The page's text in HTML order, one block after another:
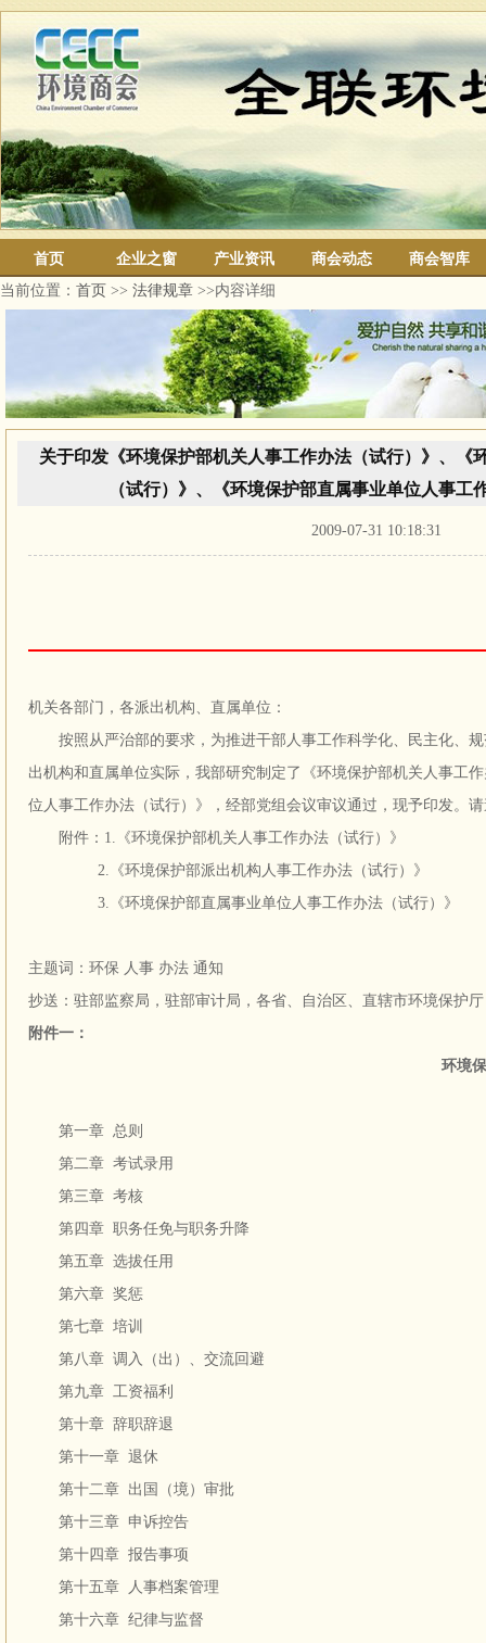
首页 企业之窗 产业资讯 商会动态
商会智库
当前位置： 首页 >> 法律规章 >>内容详细
关于印发《环境保护部机关人事工作办法（试行）》、《
（试行）》、《环境保护部直属事业单位人事工
2009-07-31 10:18:31
机关各部门，各派出机构、直属单位：
按照从严治部的要求，为推进干部人事工作科学化、民主化、规
出机构和直属单位实际，我部研究制定了《环境保护部机关人事工
位人事工作办法（试行）》，经部党组会议审议通过，现予印发。
附件：1.《环境保护部机关人事工作办法（试行）》
2.《环境保护部派出机构人事工作办法（试行）》
3.《环境保护部直属事业单位人事工作办法（试行）》
主题词：环保 人事 办法 通知
抄送：驻部监察局，驻部审计局，各省、自治区、直辖市环境保护
附件一：
环境
第一章 总则
第二章 考试录用
第三章 考核
第四章 职务任免与职务升降
第五章 选拔任用
第六章 奖惩
第七章 培训
第八章 调入（出）、交流回避
第九章 工资福利
第十章 辞职辞退
第十一章 退休
第十二章 出国（境）审批
第十三章 申诉控告
第十四章 报告事项
第十五章 人事档案管理
第十六章 纪律与监督